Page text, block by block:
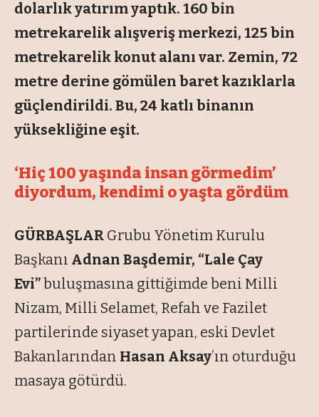
dolarlık yatırım yaptık. 160 bin
metrekarelik alışveriş merkezi, 125 bin
metrekarelik konut alanı var. Zemin, 72
metre derine gömülen baret kazıklarla
güçlendirildi. Bu, 24 katlı binanın
yüksekliğine eşit.
‘Hiç 100 yaşında insan görmedim’
diyordum, kendimi o yaşta gördüm
GÜRBAŞLAR Grubu Yönetim Kurulu
Başkanı Adnan Başdemir, “Lale Çay
Evi”buluşmasına gittiğimde beni Milli
Nizam, Milli Selamet, Refah ve Fazilet
partilerinde siyaset yapan, eski Devlet
Bakanlarından Hasan Aksay’ın oturduğu
masaya götürdü.